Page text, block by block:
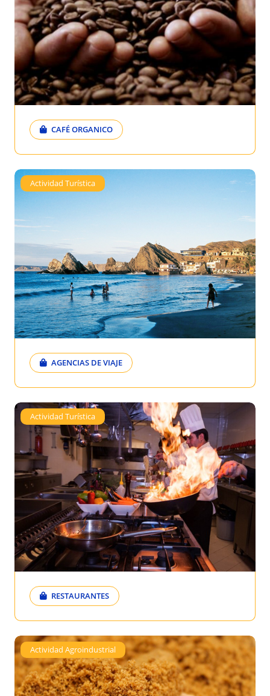
CAFÉ ORGANICO
Actividad Turística
AGENCIAS DE VIAJE
Actividad Turística
RESTAURANTES
Actividad Agroindustrial